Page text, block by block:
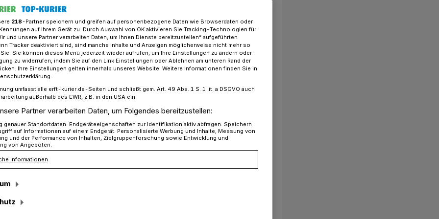
ruft zum #SchweigenBrechen auf
Gewalt an Frauen“
ruft zum
auf
Tag gegen Gewalt an Frauen“
SPD-Bundestags-Abgeordneter Daniel
weiterhin eines der größten
Deutschland ist.
218-Partner speichern und greifen auf personenbezogene Daten wie Browserdaten oder
auf Ihrem Gerät zu. Durch Auswahl von OK aktivieren Sie Tracking-Technologien für
und unsere Partner verarbeiten Daten, um Ihnen Dienste bereitzustellen“ aufgeführten
Tracker deaktiviert sind, sind manche Inhalte und Anzeigen möglicherweise nicht mehr so
Sie können dieses Menü jederzeit wieder aufrufen, um Ihre Einstellungen zu ändern oder
zu widerrufen, indem Sie auf den Link Einstellungen oder Ablehnen am unteren Rand der
Ihre Einstellungen gelten innerhalb unseres Website. Weitere Informationen finden Sie in
umfasst alle erft-kurier.de-Seiten und schließt gem. Art. 49 Abs. 1 S. 1 lit. a DSGVO auch
außerhalb des EWR, z.B. in den USA ein.
Partner verarbeiten Daten, um Folgendes bereitzustellen:
genauer Standortdaten. Endgeräteeigenschaften zur Identifikation aktiv abfragen. Speichern
auf Informationen auf einem Endgerät. Personalisierte Werbung und Inhalte, Messung von
und der Performance von Inhalten, Zielgruppenforschung sowie Entwicklung und
von Angeboten.
Informationen